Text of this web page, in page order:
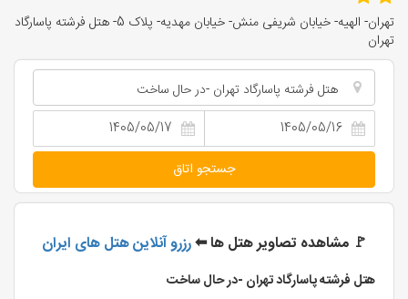
تهران- الهیه- خیابان شریفی منش- خیابان مهدیه- پلاک 5- هتل فرشته پاسارگاد
تهران
هتل فرشته پاسارگاد تهران -در حال ساخت
جستجو اتاق
‌🚩 مشاهده تصاویر هتل ها ⬅رزرو آنلاین هتل های ایران
هتل فرشته پاسارگاد تهران -در حال ساخت